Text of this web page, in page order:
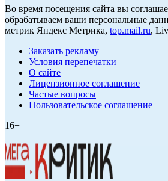
Во время посещения сайта вы
обрабатываем ваши персональные
метрик Яндекс Метрика, top.mail.ru,
Заказать рекламу
Условия перепечатки
О сайте
Лицензионное соглашение
Частые вопросы
Пользовательское соглашение
16+